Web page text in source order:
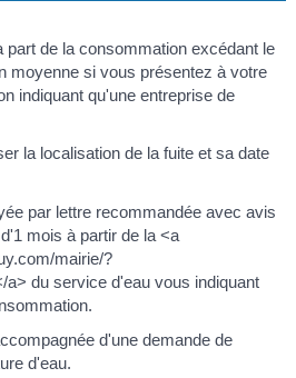
part de la consommation excédant le
moyenne si vous présentez à votre
indiquant qu'une entreprise de
la localisation de la fuite et sa date
par lettre recommandée avec avis
mois à partir de la <a
mairie/?
du service d'eau vous indiquant
d'une demande de
d'eau.